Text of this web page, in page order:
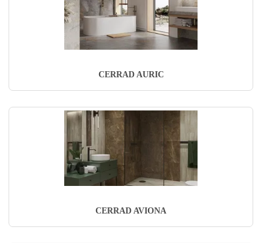
CERRAD AURIC
CERRAD AVIONA